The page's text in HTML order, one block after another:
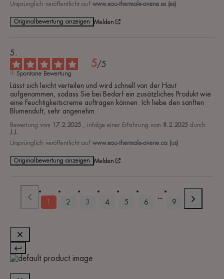
Ursprünglich veröffentlicht auf www.eau-thermale-avene.es (es)
Originalbewertung anzeigen Melden
5/5
Spontane Bewertung
Lässt sich leicht verteilen und wird schnell von der Haut
aufgenommen, sodass Sie bei Bedarf ein zusätzliches Produkt wie
eine Feuchtigkeitscreme auftragen können. Ich liebe den sanften
Blumenduft, sehr angenehm.
Bewertung vom 17.2.2025 , infolge einer Erfahrung vom 8.2.2025 durch
Ursprünglich veröffentlicht auf www.eau-thermale-avene.ca (us)
Originalbewertung anzeigen Melden
2 3 4 5 6 9